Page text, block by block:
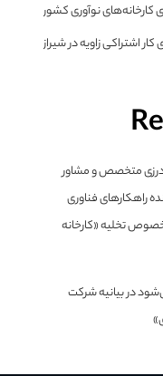
نوآوری کشور
اشتراکی زاویه در شیراز
درزی متخصص و مشاور
راهکارهای فناوری
تخلیه «کارخانه
دربیانیه شرکت